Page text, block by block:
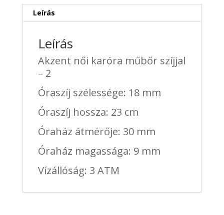
Leírás
Leírás
Akzent női karóra műbőr szíjjal
– 2
Óraszíj szélessége: 18 mm
Óraszíj hossza: 23 cm
Óraház átmérője: 30 mm
Óraház magassága: 9 mm
Vízállóság: 3 ATM